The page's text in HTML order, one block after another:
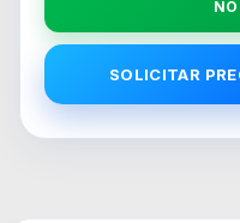
NO
SOLICITAR